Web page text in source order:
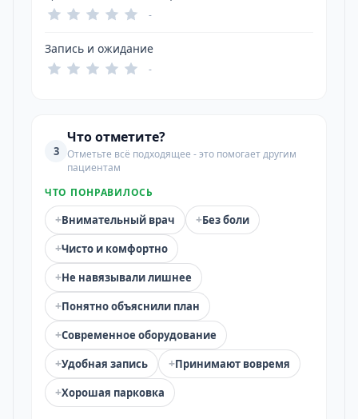
-
Запись и ожидание
-
3
Что отметите?
Отметьте всё подходящее - это помогает другим
пациентам
ЧТО ПОНРАВИЛОСЬ
+Внимательный врач +Без боли
+Чисто и комфортно
+Не навязывали лишнее
+Понятно объяснили план
+Современное оборудование
+Удобная запись +Принимают вовремя
+Хорошая парковка